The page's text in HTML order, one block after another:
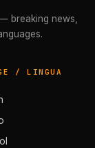
breaking news,
/ LINGUA